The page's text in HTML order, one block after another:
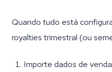
Quando tudo está
royalties trimestral (ou
Importe dados de